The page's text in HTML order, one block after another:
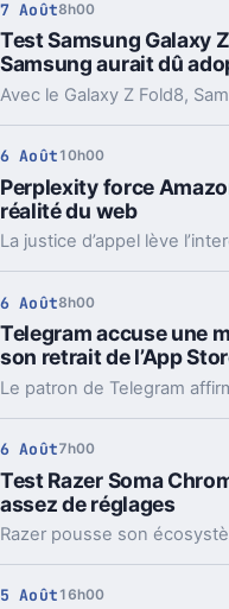
7 Août8h00
Test Samsung Galaxy
Samsung aurait dû
6 Août 10h00
Perplexity force
réalité du web
6 Août8h00
Telegram accuse une
son retrait de l’App
6 Août7h00
Test Razer Soma
assez de réglages
5 Août 16h00